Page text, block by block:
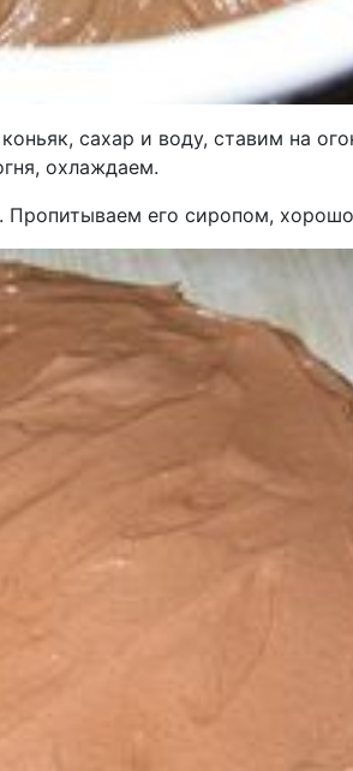
сахар и воду, ставим на
охлаждаем.
его сиропом,